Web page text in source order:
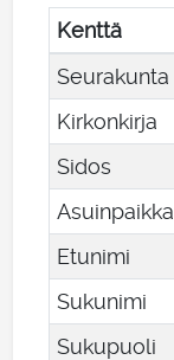
Kenttä
Seurakunta
Kirkonkirja
Sidos
Asuinpaikka
Etunimi
Sukunimi
Sukupuoli